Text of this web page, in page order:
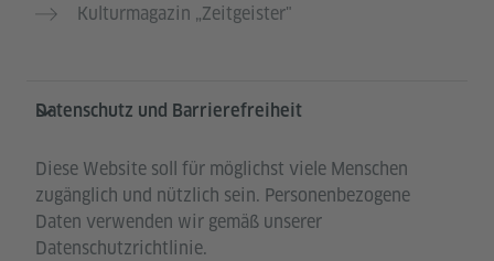
Kulturmagazin „Zeitgeister"
Datenschutz und Barrierefreiheit
Diese Website soll für möglichst viele Menschen
zugänglich und nützlich sein. Personenbezogene
Daten verwenden wir gemäß unserer
Datenschutzrichtlinie.